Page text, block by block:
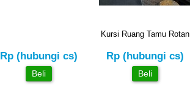
Rp (hubungi cs)
Beli
Kursi Ruang Tamu Rotan
Rp (hubungi cs)
Beli